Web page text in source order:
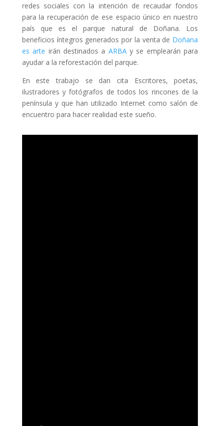
redes sociales con la intención de recaudar fondos
para la recuperación de ese espacio único en nuestro
país que es el parque natural de Doñana. Los
beneficios íntegros generados por la venta de Doñana
es arte irán destinados a ARBAy se emplearán para
ayudar a la reforestación del parque.
En este trabajo se dan cita Escritores, poetas,
ilustradores y fotógrafos de todos los rincones de la
península y que han utilizado Internet como salón de
encuentro para hacer realidad este sueño.